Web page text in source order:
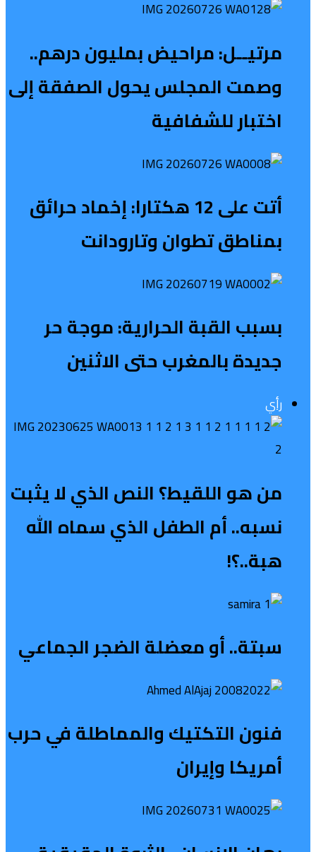
مرتيــل: مراحيض بمليون درهم..
وصمت المجلس يحول الصفقة إلى
اختبار للشفافية
أتت على 12 هكتارا: إخماد حرائق
بمناطق تطوان وتارودانت
بسبب القبة الحرارية: موجة حر
جديدة بالمغرب حتى الاثنين
رأي
من هو اللقيط؟ النص الذي لا يثبت
نسبه.. أم الطفل الذي سماه الله
هبة..؟!
سبتة.. أو معضلة الضجر الجماعي
فنون التكتيك والمماطلة في حرب
أمريكا وإيران